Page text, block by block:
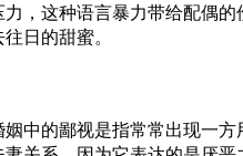
，这种语言暴力带给配偶的
日的甜蜜。
的鄙视是指常常出现一方